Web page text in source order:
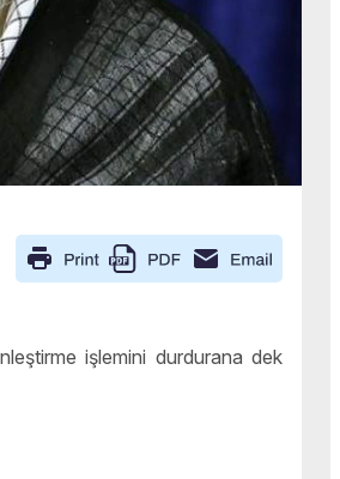
işlemini durdurana dek